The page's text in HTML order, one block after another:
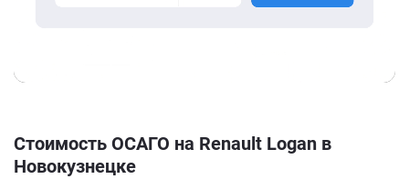
Стоимость ОСАГО на Renault Logan в
Новокузнецке